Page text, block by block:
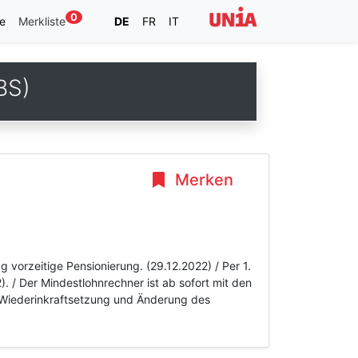
Merkliste 0 DE FR IT
Merken
vorzeitige Pensionierung. (29.12.2022) / Per 1.
/ Der Mindestlohnrechner ist ab sofort mit den
und Änderung des